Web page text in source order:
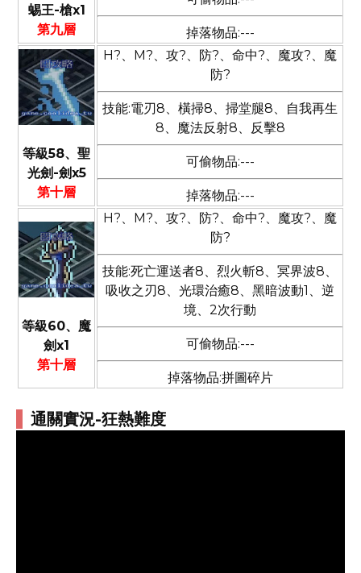
蜴王-槍x1
第九層
掉落物品:---
等級58、聖
光劍-劍x5
第十層
H?、M?、攻?、防?、命中?、魔攻?、魔
防?
技能:電刃8、橫掃8、掃堂腿8、自我再生
8、魔法反射8、反擊8
可偷物品:---
掉落物品:---
等級60、魔
劍x1
第十層
H?、M?、攻?、防?、命中?、魔攻?、魔
防?
技能:死亡運送者8、烈火斬8、冥界波8、
吸收之刃8、光環治癒8、黑暗波動1、逆
境、2次行動
可偷物品:---
掉落物品:拼圖碎片
通關實況-狂熱難度